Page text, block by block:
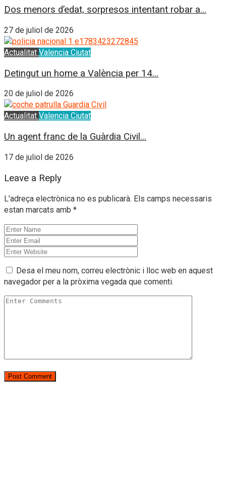
Dos menors d’edat, sorpresos intentant robar a...
27 de juliol de 2026
Actualitat Valencia Ciutat
Detingut un home a València per 14...
20 de juliol de 2026
Actualitat Valencia Ciutat
Un agent franc de la Guàrdia Civil...
17 de juliol de 2026
Leave a Reply
L'adreça electrònica no es publicarà. Els camps necessaris
estan marcats amb *
Desa el meu nom, correu electrònic i lloc web en aquest
navegador per a la pròxima vegada que comenti.